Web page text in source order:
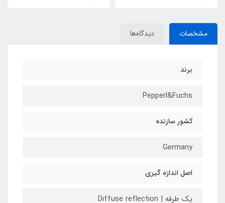
مشخصات دیدگاه‌ها
برند
Pepperl&Fuchs
کشور سازنده
Germany
اصل اندازه گیری
یک طرفه | Diffuse reflection